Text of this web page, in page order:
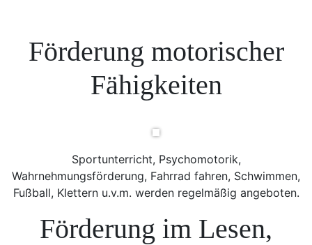
Förderung motorischer
Fähigkeiten
Sportunterricht, Psychomotorik,
Wahrnehmungsförderung, Fahrrad fahren, Schwimmen,
Fußball, Klettern u.v.m. werden regelmäßig angeboten.
Förderung im Lesen,